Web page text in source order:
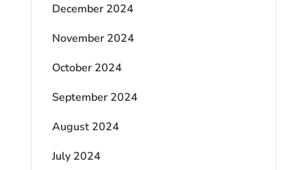
December 2024
November 2024
October 2024
September 2024
August 2024
July 2024